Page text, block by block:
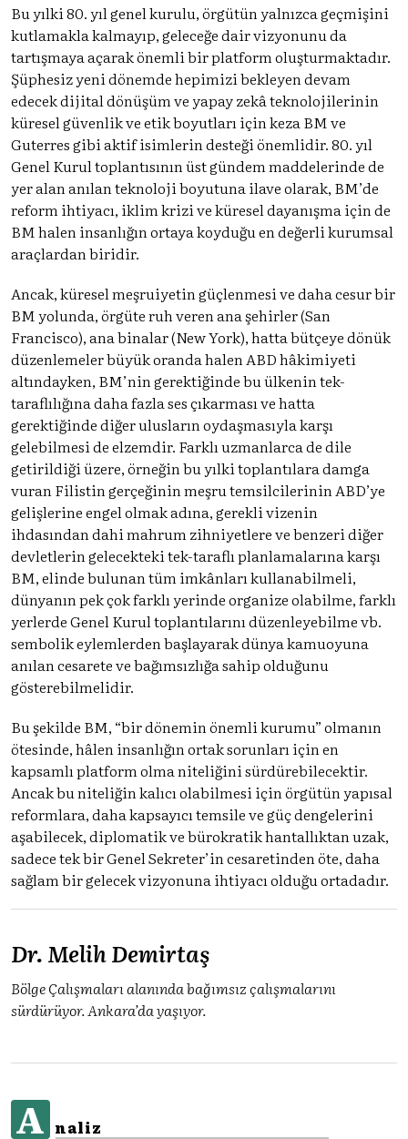
Bu yılki 80. yıl genel kurulu, örgütün yalnızca geçmişini
kutlamakla kalmayıp, geleceğe dair vizyonunu da
tartışmaya açarak önemli bir platform oluşturmaktadır.
Şüphesiz yeni dönemde hepimizi bekleyen devam
edecek dijital dönüşüm ve yapay zekâ teknolojilerinin
küresel güvenlik ve etik boyutları için keza BM ve
Guterres gibi aktif isimlerin desteği önemlidir. 80. yıl
Genel Kurul toplantısının üst gündem maddelerinde de
yer alan anılan teknoloji boyutuna ilave olarak, BM’de
reform ihtiyacı, iklim krizi ve küresel dayanışma için de
BM halen insanlığın ortaya koyduğu en değerli kurumsal
araçlardan biridir.
Ancak, küresel meşruiyetin güçlenmesi ve daha cesur bir
BM yolunda, örgüte ruh veren ana şehirler (San
Francisco), ana binalar (New York), hatta bütçeye dönük
düzenlemeler büyük oranda halen ABD hâkimiyeti
altındayken, BM’nin gerektiğinde bu ülkenin tek-
taraflılığına daha fazla ses çıkarması ve hatta
gerektiğinde diğer ulusların oydaşmasıyla karşı
gelebilmesi de elzemdir. Farklı uzmanlarca de dile
getirildiği üzere, örneğin bu yılki toplantılara damga
vuran Filistin gerçeğinin meşru temsilcilerinin ABD’ye
gelişlerine engel olmak adına, gerekli vizenin
ihdasından dahi mahrum zihniyetlere ve benzeri diğer
devletlerin gelecekteki tek-taraflı planlamalarına karşı
BM, elinde bulunan tüm imkânları kullanabilmeli,
dünyanın pek çok farklı yerinde organize olabilme, farklı
yerlerde Genel Kurul toplantılarını düzenleyebilme vb.
sembolik eylemlerden başlayarak dünya kamuoyuna
anılan cesarete ve bağımsızlığa sahip olduğunu
gösterebilmelidir.
Bu şekilde BM, “bir dönemin önemli kurumu” olmanın
ötesinde, hâlen insanlığın ortak sorunları için en
kapsamlı platform olma niteliğini sürdürebilecektir.
Ancak bu niteliğin kalıcı olabilmesi için örgütün yapısal
reformlara, daha kapsayıcı temsile ve güç dengelerini
aşabilecek, diplomatik ve bürokratik hantallıktan uzak,
sadece tek bir Genel Sekreter’in cesaretinden öte, daha
sağlam bir gelecek vizyonuna ihtiyacı olduğu ortadadır.
Dr. Melih Demirtaş
Bölge Çalışmaları alanında bağımsız çalışmalarını
sürdürüyor. Ankara’da yaşıyor.
A naliz